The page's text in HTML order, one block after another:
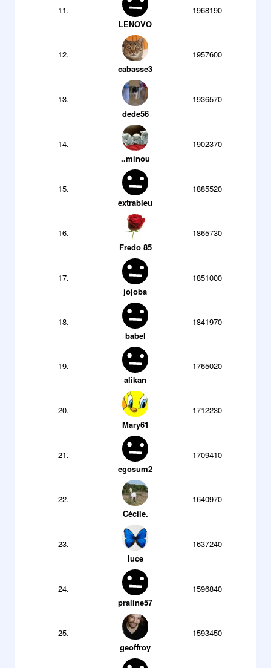
11.
LENOVO
1968190
12.
cabasse3
1957600
13.
dede56
1936570
14.
..minou
1902370
15.
extrableu
1885520
16.
Fredo 85
1865730
17.
jojoba
1851000
18.
babel
1841970
19.
alikan
1765020
20.
Mary61
1712230
21.
egosum2
1709410
22.
Cécile.
1640970
23.
luce
1637240
24.
praline57
1596840
25.
geoffroy
1593450